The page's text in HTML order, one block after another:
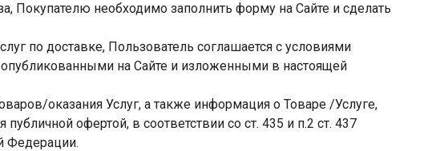
Покупателю необходимо заполнить форму на Сайте и сделать
по доставке, Пользователь соглашается с условиями
на Сайте и изложенными в настоящей
оказания Услуг, а также информация о Товаре /Услуге,
публичной офертой, в соответствии со ст. 435 и п.2 ст. 437
Федерации.